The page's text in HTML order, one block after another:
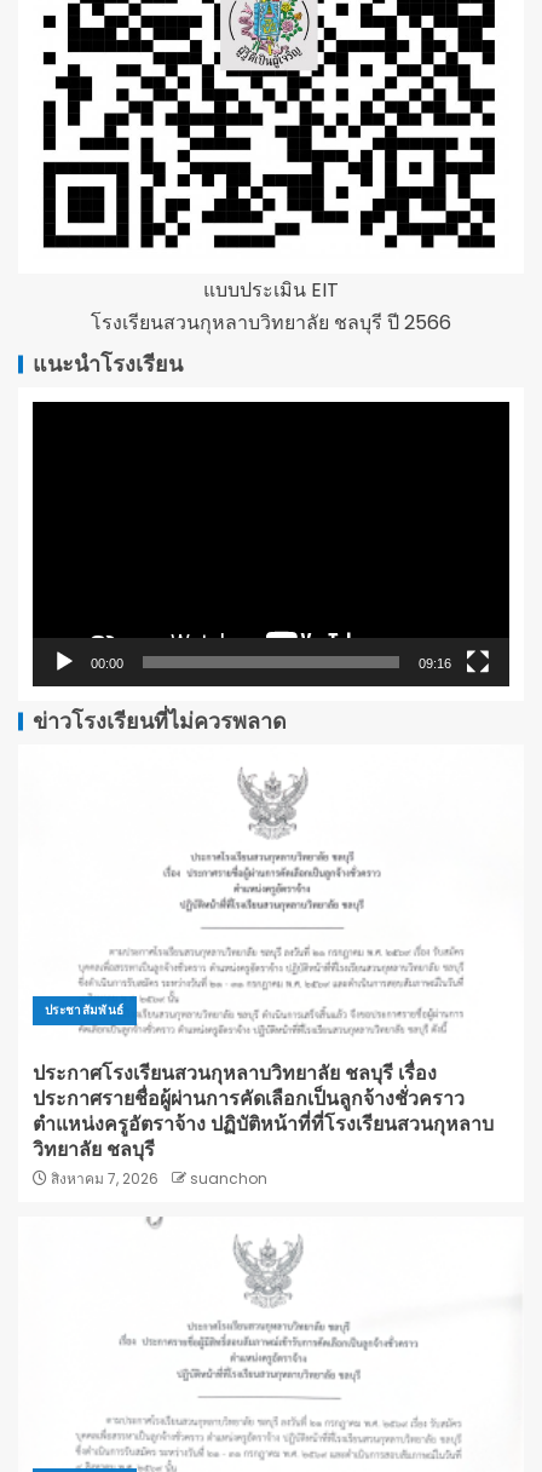
แบบประเมิน EIT
โรงเรียนสวนกุหลาบวิทยาลัย ชลบุรี ปี 2566
แนะนำโรงเรียน
00:00 09:16
ข่าวโรงเรียนที่ไม่ควรพลาด
ประชาสัมพันธ์
ประกาศโรงเรียนสวนกุหลาบวิทยาลัย ชลบุรี เรื่อง
ประกาศรายชื่อผู้ผ่านการคัดเลือกเป็นลูกจ้างชั่วคราว
ตำแหน่งครูอัตราจ้าง ปฏิบัติหน้าที่ที่โรงเรียนสวนกุหลาบ
วิทยาลัย ชลบุรี
สิงหาคม 7, 2026 suanchon